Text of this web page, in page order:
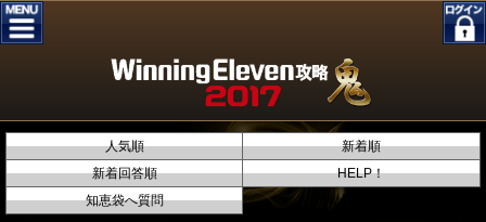
人気順
新着順
新着回答順
HELP！
知恵袋へ質問